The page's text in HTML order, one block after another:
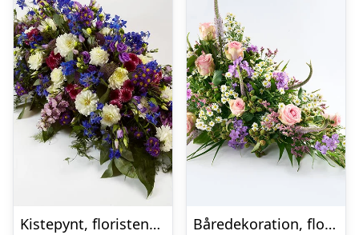
Kistepynt, floristens valg – Blomster til begravelse
Båredekoration, floristens valg – Blomster til begravelse